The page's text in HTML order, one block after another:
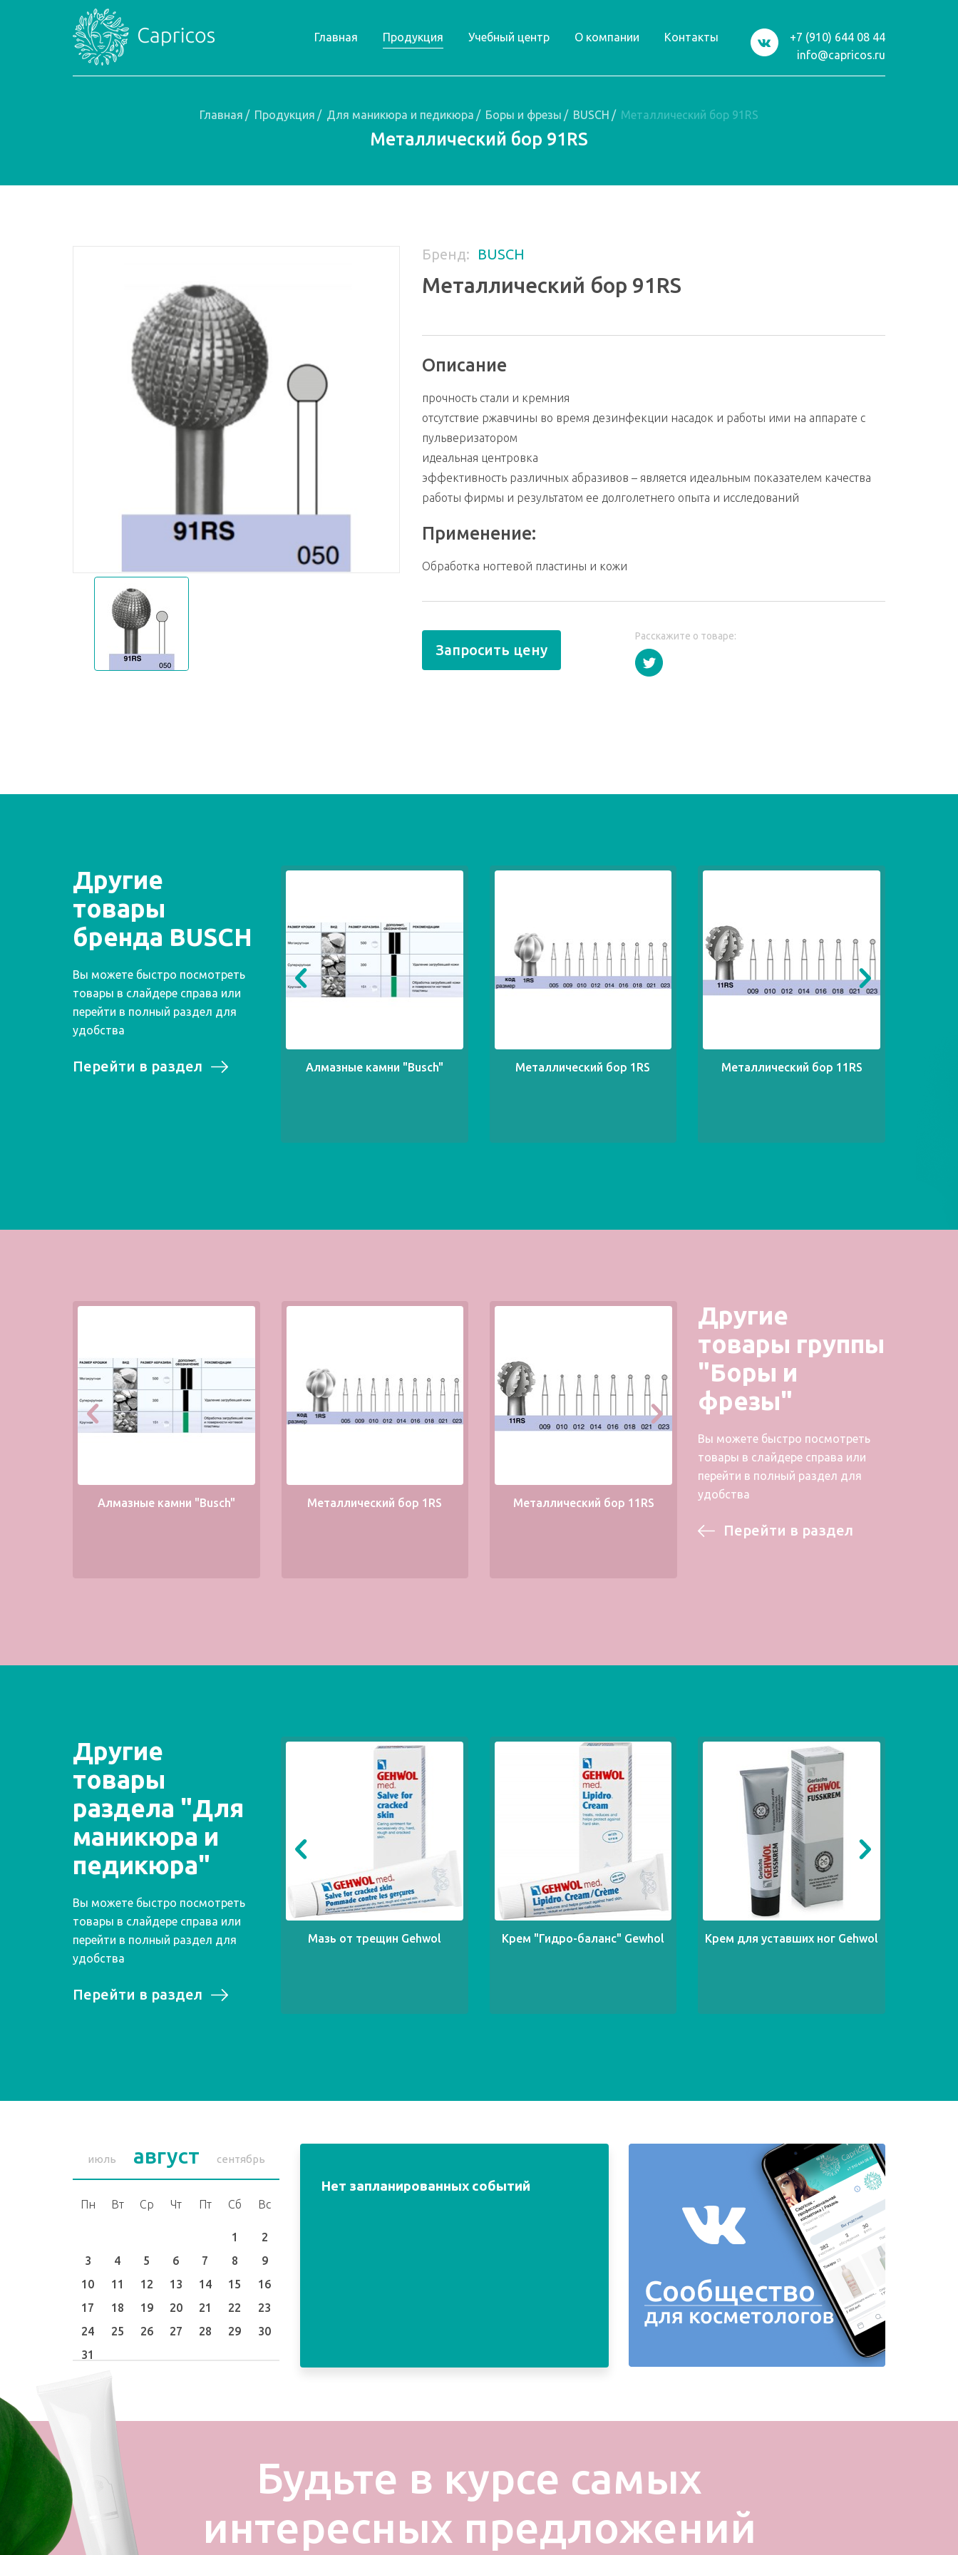
+7 (910) 644 08 44
info@capricos.ru
Главная Продукция Учебный центр О компании Контакты
Главная / Продукция / Для маникюра и педикюра / Боры и фрезы / BUSCH / Металлический бор 91RS
Металлический бор 91RS
Бренд: BUSCH
Металлический бор 91RS
Описание
прочность стали и кремния
отсутствие ржавчины во время дезинфекции насадок и работы ими на аппарате с
пульверизатором
идеальная центровка
эффективность различных абразивов – является идеальным показателем качества
работы фирмы и результатом ее долголетнего опыта и исследований
Применение:
Обработка ногтевой пластины и кожи
Запросить цену
Расскажите о товаре:
Другие
товары
бренда BUSCH
Вы можете быстро посмотреть
товары в слайдере справа или
перейти в полный раздел для
удобства
Перейти в раздел Алмазные камни "Busch" Металлический бор 1RS Металлический бор 11RS
Другие
товары группы
"Боры и
фрезы"
Вы можете быстро посмотреть
товары в слайдере справа или
перейти в полный раздел для
удобства
Перейти в раздел
Алмазные камни "Busch" Металлический бор 1RS Металлический бор 11RS Металлический бор 39RS
Другие
товары
раздела "Для
маникюра и
педикюра"
Вы можете быстро посмотреть
товары в слайдере справа или
перейти в полный раздел для
удобства
Перейти в раздел
Мазь от трещин Gehwol Крем "Гидро-баланс" Gewhol Крем для уставших ног Gehwol
июль август сентябрь
Пн Вт Ср Чт Пт Сб Вс
1
2
3
4 5 6 7 8
9
10
11 12 13 14 15
16
17
18 19 20 21 22
23
24
25 26 27 28 29
30
31
Нет запланированных событий
Будьте в курсе самых
интересных предложений